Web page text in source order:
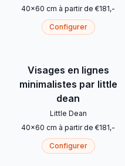
40x60 cm à partir de €181,-
Configurer
Visages en lignes
minimalistes par little
dean
Little Dean
40x60 cm à partir de €181,-
Configurer